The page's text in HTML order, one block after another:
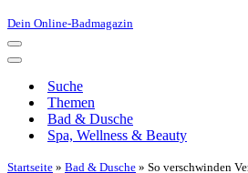
Dein Online-Badmagazin
Navigationsmenü
Navigationsmenü
Suche
Themen
Bad & Dusche
Spa, Wellness & Beauty
Startseite » Bad & Dusche » So verschwinden